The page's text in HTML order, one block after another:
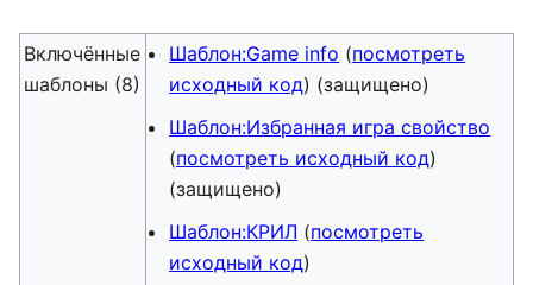
Включённые
шаблоны (8)
Шаблон:Game info (посмотреть
исходный код) (защищено)
Шаблон:Избранная игра свойство
(посмотреть исходный код)
(защищено)
Шаблон:КРИЛ (посмотреть
исходный код)